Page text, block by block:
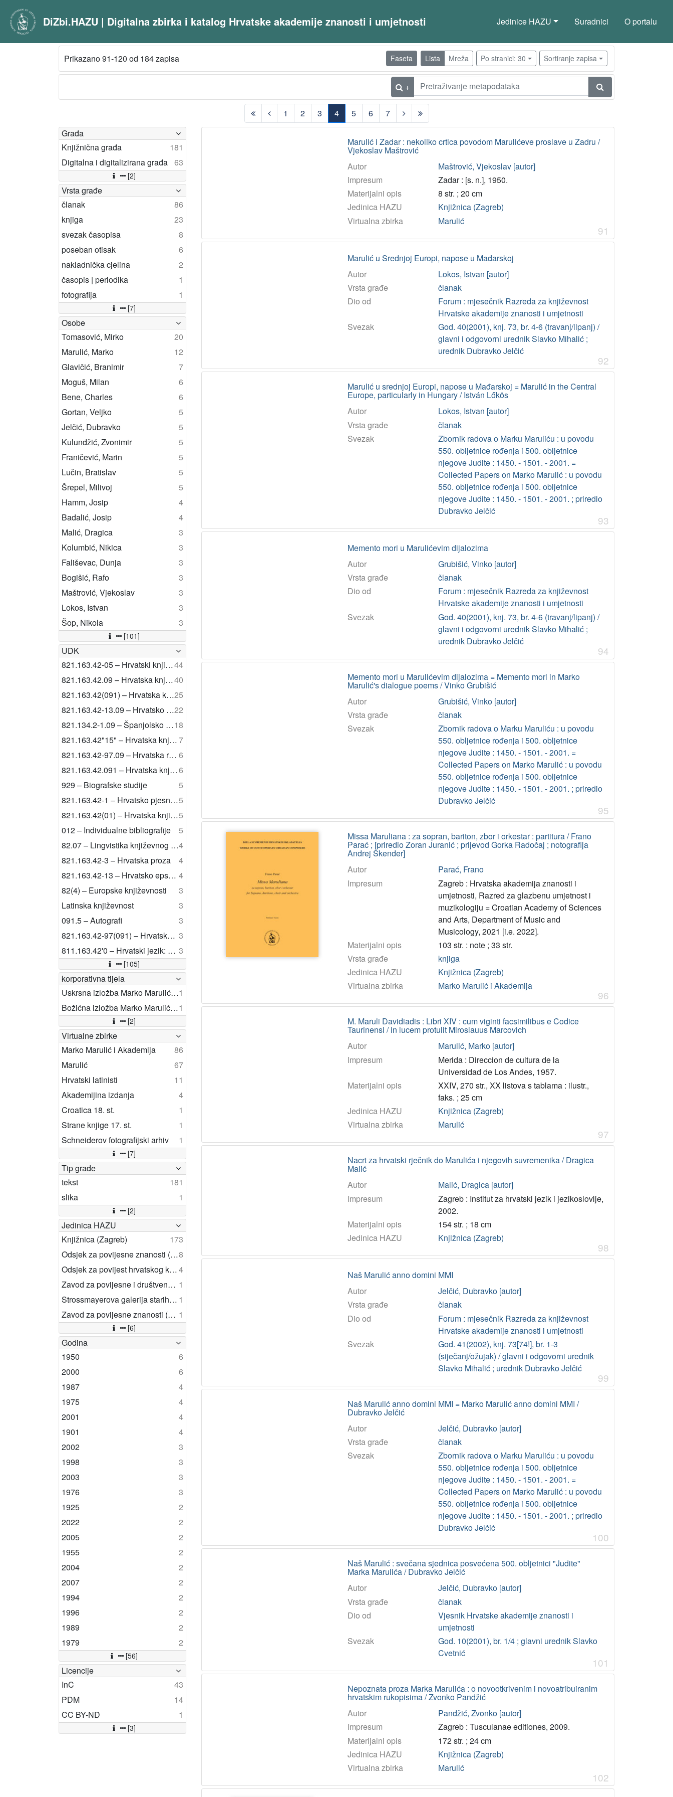
DiZbi.HAZU | Digitalna zbirka i katalog Hrvatske akademije znanosti i umjetnosti Jedinice HAZU Suradnici O portalu
Prikazano 91-120 od 184 zapisa Faseta Lista Mreža Po stranici: 30 Sortiranje zapisa
+
1 2 3
4
(current)
5 6
7
Građa
Knjižnična građa
181
Digitalna i digitalizirana građa 63
[2]
Vrsta građe
članak
86
knjiga
23
svezak časopisa
8
poseban otisak
6
nakladnička cjelina
2
časopis | periodika
1
fotografija
1
[7]
Osobe
Tomasović, Mirko
20
Marulić, Marko
12
Glavičić, Branimir
7
Moguš, Milan
6
Bene, Charles
6
Gortan, Veljko
5
Jelčić, Dubravko
5
Kulundžić, Zvonimir
5
Franičević, Marin
5
Lučin, Bratislav
5
Šrepel, Milivoj
5
Hamm, Josip
4
Badalić, Josip
4
Malić, Dragica
3
Kolumbić, Nikica
3
Fališevac, Dunja
3
Bogišić, Rafo
3
Maštrović, Vjekoslav
3
Lokos, Istvan
3
Šop, Nikola
3
[101]
UDK
821.163.42-05 – Hrvatski književnici44
821.163.42.09 – Hrvatska književnost: studije i kritike40
821.163.42(091) – Hrvatska književnost: povijest25
821.163.42-13.09 – Hrvatsko epsko pjesništvo: studije i kritike22
821.134.2-1.09 – Španjolsko pjesništvo: studije i kritike18
821.163.42"15" – Hrvatska književnost 16. st.7
821.163.42-97.09 – Hrvatska religijska književnost: studije i kritike 6
821.163.42.091 – Hrvatska književnost: poredbene studije6
929 – Biografske studije
5
821.163.42-1 – Hrvatsko pjesništvo5
821.163.42(01) – Hrvatska književnost: bibliografije i katalozi5
012 – Individualne bibliografije
5
82.07 – Lingvistika književnog teksta4
821.163.42-3 – Hrvatska proza
4
821.163.42-13 – Hrvatsko epsko pjesništvo 4
82(4) – Europske književnosti
3
Latinska književnost
3
091.5 – Autografi
3
821.163.42-97(091) – Hrvatska religijska književnost: povijest 3
811.163.42'0 – Hrvatski jezik: povijest 3
[105]
korporativna tijela
Uskrsna izložba Marko Marulić ; (2000 ; Opuzen)1
Božićna izložba Marko Marulić ; (2000 ; Opuzen)1
[2]
Virtualne zbirke
Marko Marulić i Akademija
86
Marulić
67
Hrvatski latinisti
11
Akademijina izdanja
4
Croatica 18. st.
1
Strane knjige 17. st.
1
Schneiderov fotografijski arhiv
1
[7]
Tip građe
tekst
181
slika
1
[2]
Jedinica HAZU
Knjižnica (Zagreb)
173
Odsjek za povijesne znanosti (Zagreb 1948)8
Odsjek za povijest hrvatskog kazališta (Zagreb)4
Zavod za povijesne i društvene znanosti (Rijeka) 1
Strossmayerova galerija starih majstora (Zagreb) 1
Zavod za povijesne znanosti (Zadar) 1
[6]
Godina
1950
6
2000
6
1987
4
1975
4
2001
4
1901
4
2002
3
1998
3
2003
3
1976
3
1925
2
2022
2
2005
2
1955
2
2004
2
2007
2
1994
2
1996
2
1989
2
1979
2
[56]
Licencije
InC
43
PDM
14
CC BY-ND
1
[3]
Marulić i Zadar : nekoliko crtica povodom Marulićeve proslave u Zadru /
Vjekoslav Maštrović
Autor
Maštrović, Vjekoslav [autor]
Impresum
Zadar : [s. n.], 1950.
Materijalni opis
8 str. ; 20 cm
Jedinica HAZU
Knjižnica (Zagreb)
Virtualna zbirka
Marulić
91
Marulić u Srednjoj Europi, napose u Mađarskoj
Autor
Lokos, Istvan [autor]
Vrsta građe
članak
Dio od
Forum : mjesečnik Razreda za književnost
Hrvatske akademije znanosti i umjetnosti
Svezak
God. 40(2001), knj. 73, br. 4-6 (travanj/lipanj) /
glavni i odgovorni urednik Slavko Mihalić ;
urednik Dubravko Jelčić
92
Marulić u srednjoj Europi, napose u Mađarskoj = Marulić in the Central
Europe, particularly in Hungary / István Lőkös
Autor
Lokos, Istvan [autor]
Vrsta građe
članak
Svezak
Zbornik radova o Marku Maruliću : u povodu
550. obljetnice rođenja i 500. obljetnice
njegove Judite : 1450. - 1501. - 2001. =
Collected Papers on Marko Marulić : u povodu
550. obljetnice rođenja i 500. obljetnice
njegove Judite : 1450. - 1501. - 2001. ; priredio
Dubravko Jelčić
93
Memento mori u Marulićevim dijalozima
Autor
Grubišić, Vinko [autor]
Vrsta građe
članak
Dio od
Forum : mjesečnik Razreda za književnost
Hrvatske akademije znanosti i umjetnosti
Svezak
God. 40(2001), knj. 73, br. 4-6 (travanj/lipanj) /
glavni i odgovorni urednik Slavko Mihalić ;
urednik Dubravko Jelčić
94
Memento mori u Marulićevim dijalozima = Memento mori in Marko
Marulić's dialogue poems / Vinko Grubišić
Autor
Grubišić, Vinko [autor]
Vrsta građe
članak
Svezak
Zbornik radova o Marku Maruliću : u povodu
550. obljetnice rođenja i 500. obljetnice
njegove Judite : 1450. - 1501. - 2001. =
Collected Papers on Marko Marulić : u povodu
550. obljetnice rođenja i 500. obljetnice
njegove Judite : 1450. - 1501. - 2001. ; priredio
Dubravko Jelčić
95
Missa Maruliana : za sopran, bariton, zbor i orkestar : partitura / Frano
Parać ; [priredio Zoran Juranić ; prijevod Gorka Radočaj ; notografija
Andrej Skender]
Autor
Parać, Frano
Impresum
Zagreb : Hrvatska akademija znanosti i
umjetnosti, Razred za glazbenu umjetnost i
muzikologiju = Croatian Academy of Sciences
and Arts, Department of Music and
Musicology, 2021 [i.e. 2022].
Materijalni opis
103 str. : note ; 33 str.
Vrsta građe
knjiga
Jedinica HAZU
Knjižnica (Zagreb)
Virtualna zbirka
Marko Marulić i Akademija
96
M. Maruli Davidiadis : Libri XIV : cum viginti facsimilibus e Codice
Taurinensi / in lucem protulit Miroslauus Marcovich
Autor
Marulić, Marko [autor]
Impresum
Merida : Direccion de cultura de la
Universidad de Los Andes, 1957.
Materijalni opis
XXIV, 270 str., XX listova s tablama : ilustr.,
faks. ; 25 cm
Jedinica HAZU
Knjižnica (Zagreb)
Virtualna zbirka
Marulić
97
Nacrt za hrvatski rječnik do Marulića i njegovih suvremenika / Dragica
Malić
Autor
Malić, Dragica [autor]
Impresum
Zagreb : Institut za hrvatski jezik i jezikoslovlje,
2002.
Materijalni opis
154 str. ; 18 cm
Jedinica HAZU
Knjižnica (Zagreb)
98
Naš Marulić anno domini MMI
Autor
Jelčić, Dubravko [autor]
Vrsta građe
članak
Dio od
Forum : mjesečnik Razreda za književnost
Hrvatske akademije znanosti i umjetnosti
Svezak
God. 41(2002), knj. 73[74!], br. 1-3
(siječanj/ožujak) / glavni i odgovorni urednik
Slavko Mihalić ; urednik Dubravko Jelčić
99
Naš Marulić anno domini MMI = Marko Marulić anno domini MMI /
Dubravko Jelčić
Autor
Jelčić, Dubravko [autor]
Vrsta građe
članak
Svezak
Zbornik radova o Marku Maruliću : u povodu
550. obljetnice rođenja i 500. obljetnice
njegove Judite : 1450. - 1501. - 2001. =
Collected Papers on Marko Marulić : u povodu
550. obljetnice rođenja i 500. obljetnice
njegove Judite : 1450. - 1501. - 2001. ; priredio
Dubravko Jelčić
100
Naš Marulić : svečana sjednica posvećena 500. obljetnici "Judite"
Marka Marulića / Dubravko Jelčić
Autor
Jelčić, Dubravko [autor]
Vrsta građe
članak
Dio od
Vjesnik Hrvatske akademije znanosti i
umjetnosti
Svezak
God. 10(2001), br. 1/4 ; glavni urednik Slavko
Cvetnić
101
Nepoznata proza Marka Marulića : o novootkrivenim i novoatribuiranim
hrvatskim rukopisima / Zvonko Pandžić
Autor
Pandžić, Zvonko [autor]
Impresum
Zagreb : Tusculanae editiones, 2009.
Materijalni opis
172 str. ; 24 cm
Jedinica HAZU
Knjižnica (Zagreb)
Virtualna zbirka
Marulić
102